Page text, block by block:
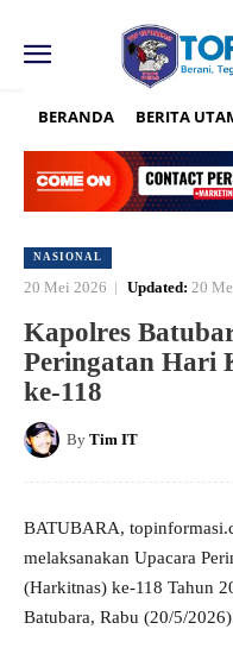
BERANDA BERITA
NASIONAL
20 Mei 2026 Updated: 20
Kapolres
Peringatan Hari
ke-118
By Tim IT
BATUBARA,
melaksanakan Upacara
(Harkitnas) ke-118 Tahun
Batubara, Rabu (20/5/